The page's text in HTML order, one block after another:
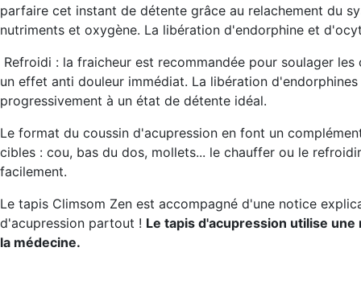
parfaire cet instant de détente grâce au relachement du
nutriments et oxygène. La libération d'endorphine et
Refroidi : la fraicheur est recommandée pour soulager
un effet anti douleur immédiat. La libération
progressivement à un état de détente idéal.
Le format du coussin d'acupression en font un
cibles : cou, bas du dos, mollets... le chauffer ou le
facilement.
Le tapis Climsom Zen est accompagné d'une notice
d'acupression partout ! Le tapis d'acupression utilise
la médecine.